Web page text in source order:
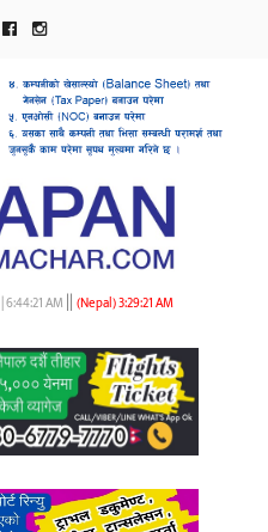
6:44:22 AM || (Nepal)3:29:22 AM